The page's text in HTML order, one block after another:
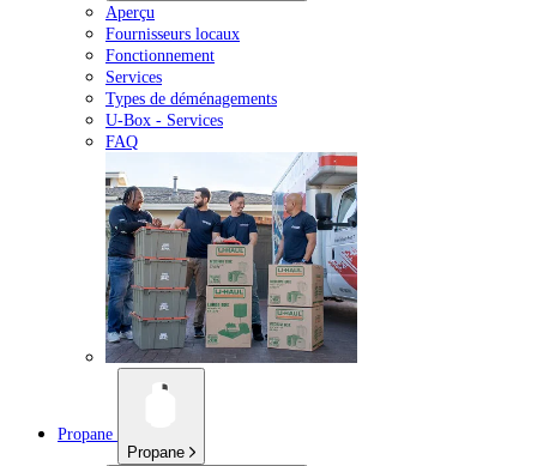
Aperçu
Fournisseurs locaux
Fonctionnement
Services
Types de déménagements
U-Box - Services
FAQ
Propane
Propane